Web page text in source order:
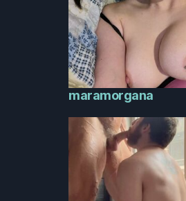
maramorgana